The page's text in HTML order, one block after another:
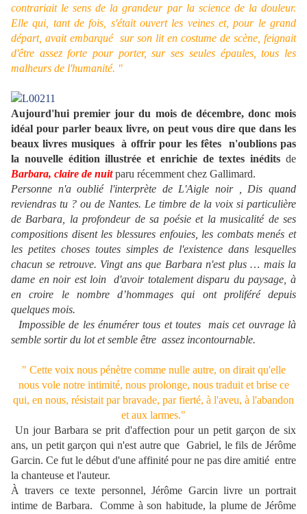
contrariait le sens de la grandeur par la science de la douleur.
Elle qui, tant de fois, s'était ouvert les veines et, pour le grand
départ, avait embarqué sur son lit en costume de scène, feignait
d'être assez forte pour porter, sur ses seules épaules, tous les
malheurs de l'humanité. "
Aujourd'hui premier jour du mois de décembre, donc mois
idéal pour parler beaux livre, on peut vous dire que dans les
beaux livres musiques à offrir pour les fêtes n'oublions pas
la nouvelle édition illustrée et enrichie de textes inédits de
Barbara, claire de nuitparu récemment chez Gallimard.
Personne n'a oublié l'interprète de L'Aigle noir , Dis quand
reviendras tu ? ou de Nantes. Le timbre de la voix si particulière
de Barbara, la profondeur de sa poésie et la musicalité de ses
compositions disent les blessures enfouies, les combats menés et
les petites choses toutes simples de l'existence dans lesquelles
chacun se retrouve. Vingt ans que Barbara n'est plus … mais la
dame en noir est loin d'avoir totalement disparu du paysage, à
en croire le nombre d’hommages qui ont proliféré depuis
quelques mois.
Impossible de les énumérer tous et toutes mais cet ouvrage là
semble sortir du lot et semble être assez incontournable.
" Cette voix nous pénètre comme nulle autre, on dirait qu'elle
nous vole notre intimité, nous prolonge, nous traduit et brise ce
qui, en nous, résistait par bravade, par fierté, à l'aveu, à l'abandon
et aux larmes."
Un jour Barbara se prit d'affection pour un petit garçon de six
ans, un petit garçon qui n'est autre que Gabriel, le fils de Jérôme
Garcin. Ce fut le début d'une affinité pour ne pas dire amitié entre
la chanteuse et l'auteur.
À travers ce texte personnel, Jérôme Garcin livre un portrait
intime de Barbara.
Comme à son habitude, la plume de Jérôme